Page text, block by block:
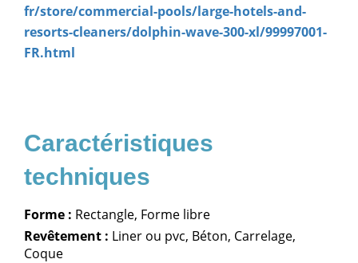
fr/store/commercial-pools/large-hotels-and-
resorts-cleaners/dolphin-wave-300-xl/99997001-
FR.html
Forme : Rectangle, Forme libre
Revêtement : Liner ou pvc, Béton, Carrelage,
Coque